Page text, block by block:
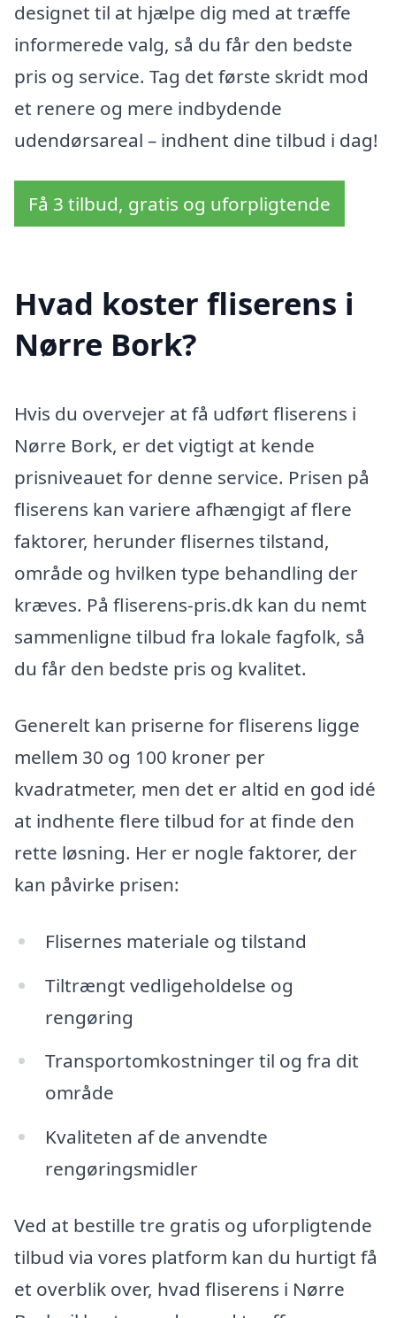
designet til at hjælpe dig med at træffe
informerede valg, så du får den bedste
pris og service. Tag det første skridt mod
et renere og mere indbydende
udendørsareal – indhent dine tilbud i dag!
Få 3 tilbud, gratis og uforpligtende
Hvad koster fliserens i
Nørre Bork?
Hvis du overvejer at få udført fliserens i
Nørre Bork, er det vigtigt at kende
prisniveauet for denne service. Prisen på
fliserens kan variere afhængigt af flere
faktorer, herunder flisernes tilstand,
område og hvilken type behandling der
kræves. På fliserens-pris.dk kan du nemt
sammenligne tilbud fra lokale fagfolk, så
du får den bedste pris og kvalitet.
Generelt kan priserne for fliserens ligge
mellem 30 og 100 kroner per
kvadratmeter, men det er altid en god idé
at indhente flere tilbud for at finde den
rette løsning. Her er nogle faktorer, der
kan påvirke prisen:
Flisernes materiale og tilstand
Tiltrængt vedligeholdelse og
rengøring
Transportomkostninger til og fra dit
område
Kvaliteten af de anvendte
rengøringsmidler
Ved at bestille tre gratis og uforpligtende
tilbud via vores platform kan du hurtigt få
et overblik over, hvad fliserens i Nørre